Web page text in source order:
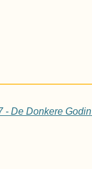
- De Donkere Godin